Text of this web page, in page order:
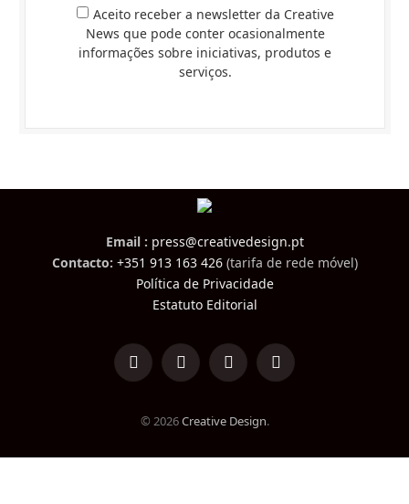
Aceito receber a newsletter da Creative
News que pode conter ocasionalmente
informações sobre iniciativas, produtos e
serviços.
Email : press@creativedesign.pt
Contacto: +351 913 163 426(tarifa de rede móvel)
Política de Privacidade
Estatuto Editorial
LinkedInFacebookInstagramTikTok
© 2026Creative Design.